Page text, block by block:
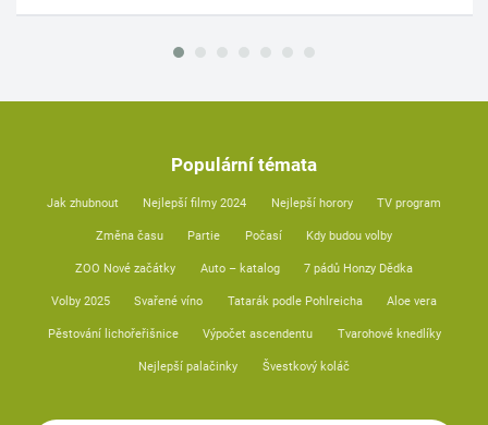
Populární témata
Jak zhubnout Nejlepší filmy 2024 Nejlepší horory TV program
Změna času Partie Počasí Kdy budou volby
ZOO Nové začátky Auto – katalog 7 pádů Honzy Dědka
Volby 2025 Svařené víno Tatarák podle Pohlreicha Aloe vera
Pěstování lichořeřišnice Výpočet ascendentu Tvarohové knedlíky
Nejlepší palačinky Švestkový koláč